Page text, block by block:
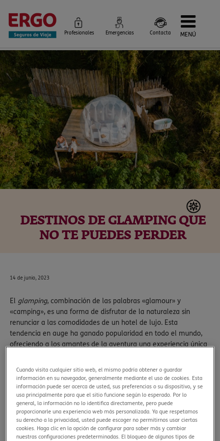
Profesionales Emergencias Contacta MENÚ
Seguros de Viaje
Seguros por destino
Más Seguros
Blog
Siniestros e Instrucciones
Información Corporativa
Servicios
DESTINOS DE GLAMPING QUE
NO TE PUEDES PERDER
14 de junio, 2023
El glamping, combinación de las palabras «glamour» y
«camping», es una forma de disfrutar de la naturaleza sin
renunciar a las comodidades de un hotel de lujo. Esta
tendencia en auge ha ganado popularidad en todo el mundo,
ofreciendo a los amantes de la aventura una experiencia única
Este tipo de turismodeja de lado la tienda de campaña clásica
y opta por casas-árbol, casas-tráiler, cabañas, bungalós, jaimas
beduinas, yurtas mongolas o tipis, con servicios de auténtico
lujo como spa, masajes, yoga…
Los destinos deglampingson cuidadosamente elegidos por su
emplazamiento único, su nivel de prestaciones y la posibilidad
Cuando visita cualquier sitio web, el mismo podría obtener o guardar
información en su navegador, generalmente mediante el uso de cookies. Esta
información puede ser acerca de usted, sus preferencias o su dispositivo, y se
usa principalmente para que el sitio funcione según lo esperado. Por lo
general, la información no lo identifica directamente, pero puede
proporcionarle una experiencia web más personalizada. Ya que respetamos
su derecho a la privacidad, usted puede escoger no permitirnos usar ciertas
cookies. Haga clic en la opción de configurar para saber más y cambiar
nuestras configuraciones predeterminadas. El bloqueo de algunos tipos de